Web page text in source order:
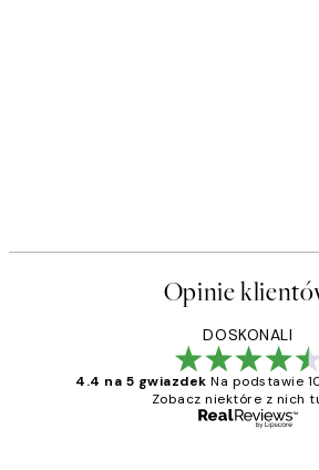
Opinie
DOSKONALI
4.4 na 5 gwiazdek Na podstawie
Zobacz niektóre z nich